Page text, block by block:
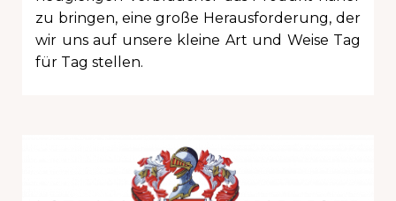
zu bringen, eine große Herausforderung, der
wir uns auf unsere kleine Art und Weise Tag
für Tag stellen.